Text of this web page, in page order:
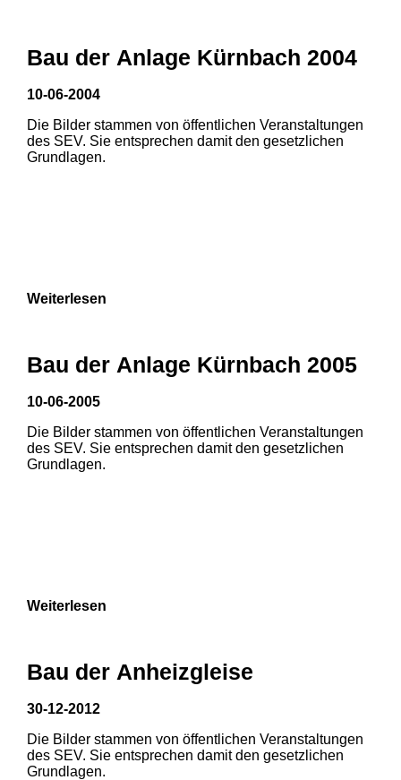
1 2 3
1 2
1 2 3
3
Bau der Anlage Kürnbach 2004
10-06-2004
Die Bilder stammen von öffentlichen Veranstaltungen
des SEV. Sie entsprechen damit den gesetzlichen
Grundlagen.
Weiterlesen
Bau der Anlage Kürnbach 2005
10-06-2005
Die Bilder stammen von öffentlichen Veranstaltungen
des SEV. Sie entsprechen damit den gesetzlichen
Grundlagen.
Weiterlesen
Bau der Anheizgleise
30-12-2012
Die Bilder stammen von öffentlichen Veranstaltungen
des SEV. Sie entsprechen damit den gesetzlichen
Grundlagen.